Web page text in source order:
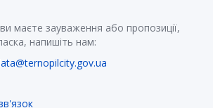
маєте зауваження або пропозиції,
напишіть нам: